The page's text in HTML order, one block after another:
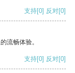
支持[0] 反对[0]
流畅体验。
支持[0] 反对[0]